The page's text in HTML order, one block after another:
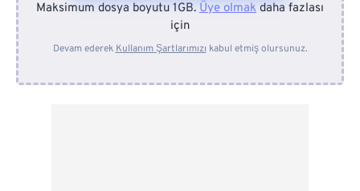
Cihazdan
Maksimum dosya boyutu 1GB. Üye olmak daha fazlası
için
Devam ederek Kullanım Şartlarımızı kabul etmiş olursunuz.